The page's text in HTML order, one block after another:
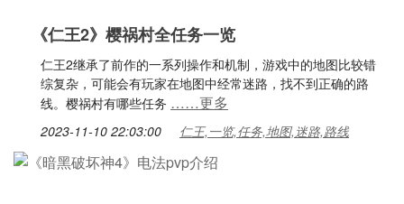
《仁王2》樱祸村全任务一览
仁王2继承了前作的一系列操作和机制，游戏中的地图比较错
综复杂，可能会有玩家在地图中经常迷路，找不到正确的路
线。樱祸村有哪些任务 ……更多
2023-11-10 22:03:00 仁王,一览,任务,地图,迷路,路线